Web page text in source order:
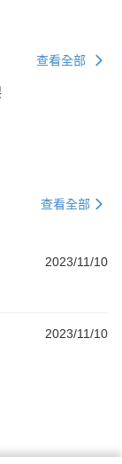
查看全部
查看全部
2023/11/10
2023/11/10